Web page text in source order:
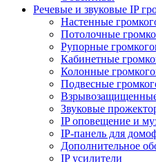
Речевые и звуковые IP
Настенные
Потолочные
Рупорные
Кабинетные
Колонные
Подвесные
Звуковые
IP оповещение и
IP-панель для
Дополнительное
IP усилители